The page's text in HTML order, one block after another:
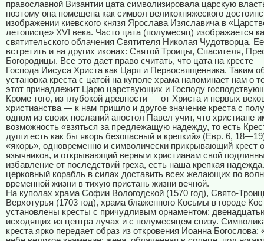
православной Византии цата символизировала царскую
поэтому она помещена как символ великокняжеского
изображении киевского князя Ярослава Изяславича в
летописце» XVI века. Часто цата (полумесяц) изображается
святительского облачения Святителя Николая Чудотворца.
встретить и на других иконах: Святой Троицы, Спасителя,
Богородицы. Все это дает право считать, что цата на кресте
Господа Иисуса Христа как Царя и Первосвященника. Таким
установка креста с цатой на куполе храма напоминает нам о
этот принадлежит Царю царствующих и Господу
Кроме того, из глубокой древности — от Христа и первых
христианства — к нам пришло и другое значение креста с
одном из своих посланий апостол Павел учит, что христиане
возможность «взяться за предлежащую надежду, то есть
души есть как бы якорь безопасный и крепкий» (Евр. 6,
«якорь», одновременно и символически прикрывающий крест
язычников, и открывающий верным христианам свой
избавление от последствий греха, есть наша крепкая
церковный корабль в силах доставить всех желающих по
временной жизни в тихую пристань жизни вечной.
На куполах храма Софии Вологодской (1570 год), Свято-
Верхотурья (1703 год), храма блаженного Косьмы в городе
установлены кресты с причудливым орнаментом:
исходящих из центра лучах и с полумесяцем снизу.
креста ярко передает образ из откровения Иоанна Богослова: